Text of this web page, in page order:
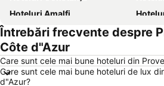
Hoteluri Amalfi
Hoteluri Bari
Hoteluri Berlin
Hoteluri Milano
Hoteluri Genova
Întrebări frecvente despre
Côte d"Azur
Care sunt cele mai bune hoteluri din
Care sunt cele mai bune hoteluri de lux
d"Azur?